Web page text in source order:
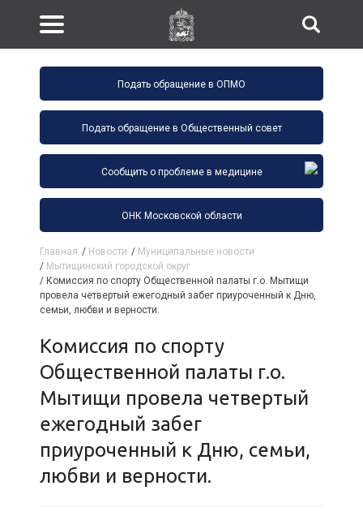
Подать обращение в ОПМО
Подать обращение в Общественный совет
Сообщить о проблеме в медицине
ОНК Московской области
Главная / Новости / Муниципальные новости
/ Мытищинский городской округ
/ Комиссия по спорту Общественной палаты г.о. Мытищи
провела четвертый ежегодный забег приуроченный к Дню,
семьи, любви и верности.
Комиссия по спорту
Общественной палаты г.о.
Мытищи провела четвертый
ежегодный забег
приуроченный к Дню, семьи,
любви и верности.